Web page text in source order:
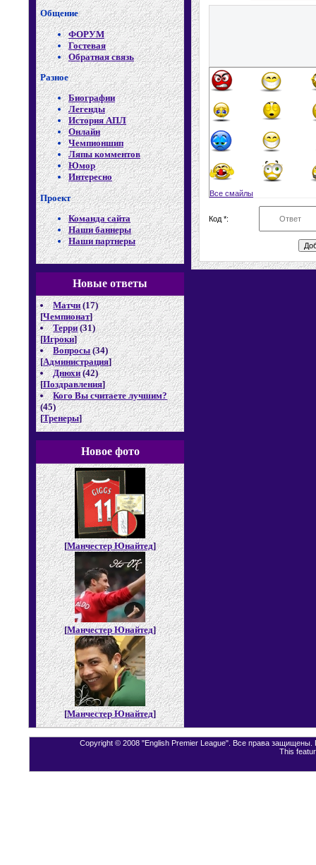
Общение
ФОРУМ
Гостевая
Обратная связь
Разное
Биографии
Легенды
История АПЛ
Онлайн
Чемпионшип
Ляпы комментов
Юмор
Интересно
Проект
Команда сайта
Наши баннеры
Наши партнеры
Новые ответы
Матчи (17)
[Чемпионат]
Терри (31)
[Игроки]
Вопросы (34)
[Администрация]
Днюхи (42)
[Поздравления]
Кого Вы считаете лучшим?
(45)
[Тренеры]
Новое фото
[Манчестер Юнайтед]
[Манчестер Юнайтед]
[Манчестер Юнайтед]
Все смайлы
Код *:
Copyright © 2008 "English Premier League". Все права защищены.
This